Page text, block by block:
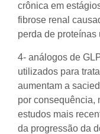
crônica em
fibrose renal
perda de proteínas
4- análogos de
utilizados para
aumentam a
por consequência,
estudos mais
da progressão da